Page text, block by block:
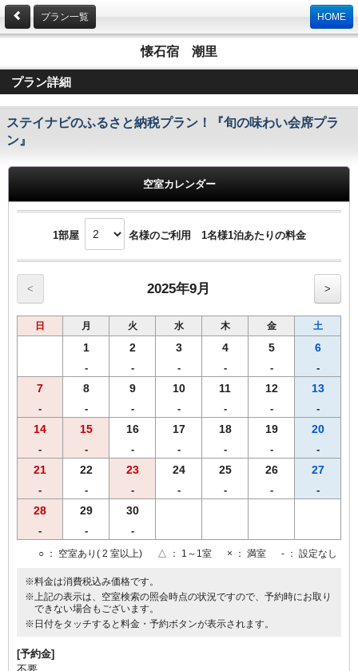
プラン一覧 HOME
懐石宿 潮里
プラン詳細
ステイナビのふるさと納税プラン！『旬の味わい会席プラ
ン』
空室カレンダー
1部屋 名様のご利用 1名様1泊あたりの料金
< 2025年9月 >
日 月 火 水 木 金 土
1
-
2
-
3
-
4
-
5
-
6
-
7
-
8
-
9
-
10
-
11
-
12
-
13
-
14
-
15
-
16
-
17
-
18
-
19
-
20
-
21
-
22
-
23
-
24
-
25
-
26
-
27
-
28
-
29
-
30
-
○ ： 空室あり( 2 室以上) △ ： 1～1室 × ： 満室 - ： 設定なし
※料金は消費税込み価格です。
※上記の表示は、空室検索の照会時点の状況ですので、予約時にお取り
できない場合もございます。
※日付をタッチすると料金・予約ボタンが表示されます。
[予約金]